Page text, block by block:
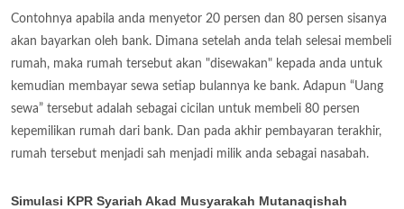
Contohnya apabila anda menyetor 20 persen dan 80 persen sisanya
akan bayarkan oleh bank. Dimana setelah anda telah selesai membeli
rumah, maka rumah tersebut akan "disewakan" kepada anda untuk
kemudian membayar sewa setiap bulannya ke bank. Adapun “Uang
sewa” tersebut adalah sebagai cicilan untuk membeli 80 persen
kepemilikan rumah dari bank. Dan pada akhir pembayaran terakhir,
rumah tersebut menjadi sah menjadi milik anda sebagai nasabah.
Simulasi KPR Syariah Akad Musyarakah Mutanaqishah